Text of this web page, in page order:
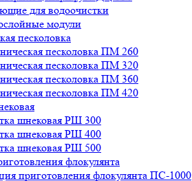
для водоочистки
модули
песколовка
песколовка ПM 260
песколовка ПM 320
песколовка ПM 360
песколовка ПM 420
шнековая РШ 300
шнековая РШ 400
шнековая РШ 500
флокулянта
приготовления флокулянта ПС-1000